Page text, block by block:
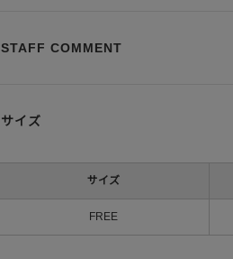
STAFF COMMENT
サイズ
サイズ
FREE